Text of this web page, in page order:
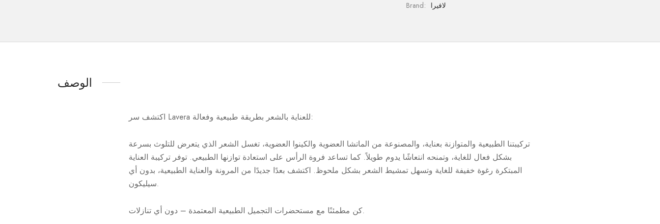
Brand: لافيرا
الوصف
اكتشف سر Lavera للعناية بالشعر بطريقة طبيعية وفعالة:
تركيبتنا الطبيعية والمتوازنة بعناية، والمصنوعة من الماتشا العضوية والكينوا العضوية، تغسل الشعر الذي يتعرض للتلوث بسرعة
بشكل فعال للغاية، وتمنحه انتعاشًا يدوم طويلاً. كما تساعد فروة الرأس على استعادة توازنها الطبيعي. توفر تركيبة العناية
المبتكرة رغوة خفيفة للغاية وتسهل تمشيط الشعر بشكل ملحوظ. اكتشف بعدًا جديدًا من المرونة والعناية الطبيعية، بدون أي
سيليكون.
كن مطمئنًا مع مستحضرات التجميل الطبيعية المعتمدة – دون أي تنازلات.